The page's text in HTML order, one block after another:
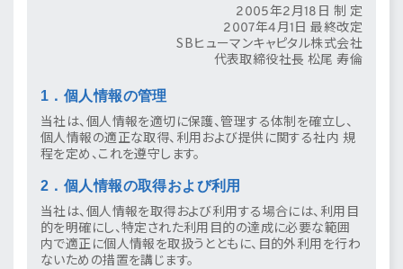
2005年2月18日 制 定
2007年4月1日 最終改定
SBヒューマンキャピタル株式会社
代表取締役社長 松尾 寿倫
1．個人情報の管理
当社は、個人情報を適切に保護、管理する体制を確立し、
個人情報の適正な取得、利用および提供に関する社内 規
程を定め、これを遵守します。
2．個人情報の取得および利用
当社は、個人情報を取得および利用する場合には、利用目
的を明確にし、特定された利用目的の達成に必要な範囲
内で適正に個人情報を取扱うとともに、目的外利用を行わ
ないための措置を講じます。